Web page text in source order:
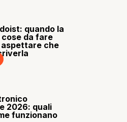
quando la
da fare
che
2026: quali
funzionano